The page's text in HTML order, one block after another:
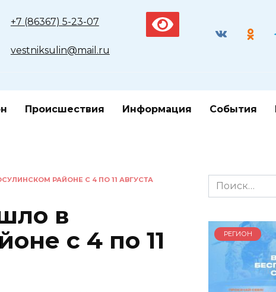
+7 (86367) 5-23-07
vestniksulin@mail.ru
Происшествия Информация События
РАЙОНЕ С 4 ПО 11 АВГУСТА
в
с 4 по 11
Search
for:
РЕГИОН